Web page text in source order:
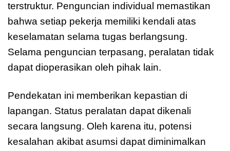
terstruktur. Penguncian individual memastikan
bahwa setiap pekerja memiliki kendali atas
keselamatan selama tugas berlangsung.
Selama penguncian terpasang, peralatan tidak
dapat dioperasikan oleh pihak lain.
Pendekatan ini memberikan kepastian di
lapangan. Status peralatan dapat dikenali
secara langsung. Oleh karena itu, potensi
kesalahan akibat asumsi dapat diminimalkan